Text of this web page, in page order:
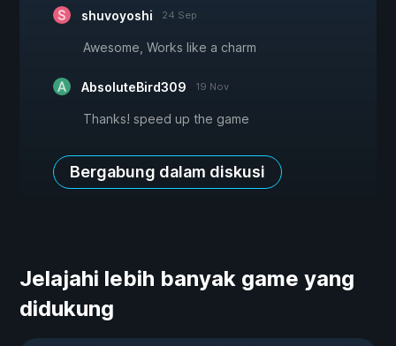
shuvoyoshi 24 Sep
Awesome, Works like a charm
AbsoluteBird309 19 Nov
Thanks! speed up the game
Bergabung dalam diskusi
Jelajahi lebih banyak game yang
didukung